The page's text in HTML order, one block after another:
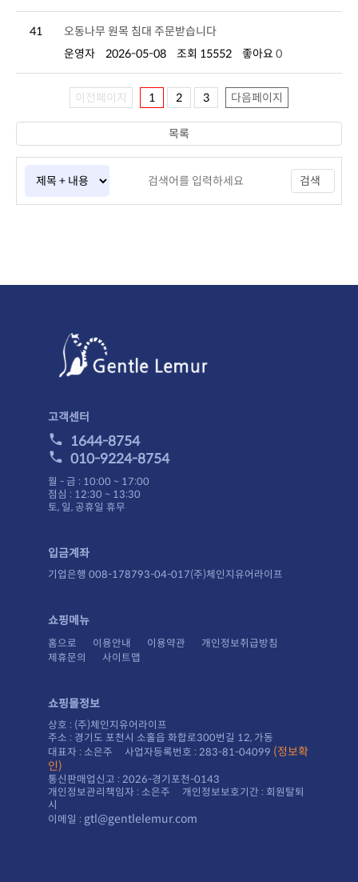
41
오동나무 원목 침대 주문받습니다
운영자
2026-05-08 조회 15552 좋아요 0
이전페이지 1 2 3 다음페이지
검색
목록
고객센터
1644-8754
010-9224-8754
월 - 금 : 10:00 ~ 17:00
점심 : 12:30 ~ 13:30
토, 일, 공휴일 휴무
입금계좌
기업은행 008-178793-04-017(주)체인지유어라이프
쇼핑메뉴
홈으로 이용안내 이용약관
개인정보취급방침
제휴문의
사이트맵
쇼핑몰정보
상호 : (주)체인지유어라이프
주소 : 경기도 포천시 소홀읍 화합로300번길 12, 가동
대표자 : 소은주 사업자등록번호 : 283-81-04099
인)
통신판매업신고 : 2026-경기포천-0143
시
이메일 : gtl@gentlelemur.com